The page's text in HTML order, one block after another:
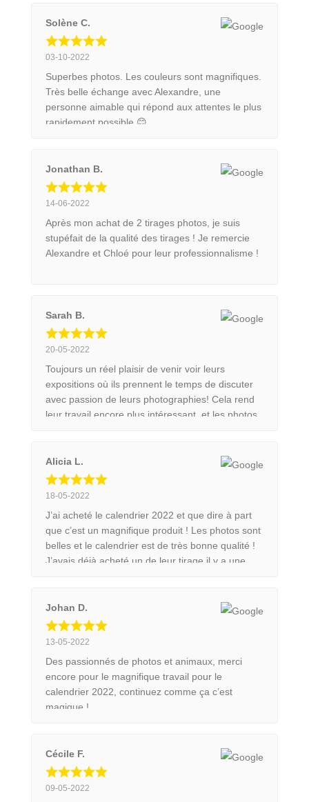
américaine. Le tableau était parfaitement protégé
pour son transport. Ce sera avec un grand plaisir
et en toute confiance que je commanderai
Solène C.
03-10-2022
Superbes photos. Les couleurs sont magnifiques.
Très belle échange avec Alexandre, une
personne aimable qui répond aux attentes le plus
rapidement possible 😊
Jonathan B.
14-06-2022
Après mon achat de 2 tirages photos, je suis
stupéfait de la qualité des tirages ! Je remercie
Alexandre et Chloé pour leur professionnalisme !
Sarah B.
20-05-2022
Toujours un réel plaisir de venir voir leurs
expositions où ils prennent le temps de discuter
avec passion de leurs photographies! Cela rend
leur travail encore plus intéressant, et les photos
famille.
Alicia L.
18-05-2022
J’ai acheté le calendrier 2022 et que dire à part
que c’est un magnifique produit ! Les photos sont
belles et le calendrier est de très bonne qualité !
J’avais déjà acheté un de leur tirage il y a une
couple de photographe mais surtout le travail
qu’ils font derrière !
Johan D.
13-05-2022
Des passionnés de photos et animaux, merci
encore pour le magnifique travail pour le
calendrier 2022, continuez comme ça c’est
magique !
Cécile F.
09-05-2022